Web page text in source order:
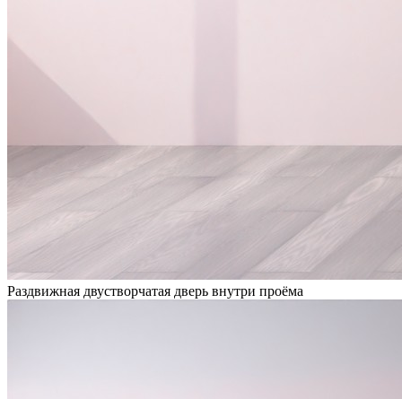
Раздвижная двустворчатая дверь внутри проёма